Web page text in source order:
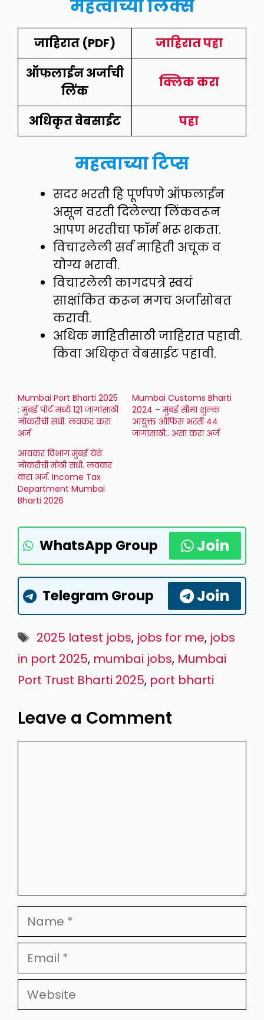
महत्वाच्या लिंक्स
जाहिरात (PDF)
जाहिरात पहा
ऑफलाईन अर्जाची
लिंक
क्लिक करा
अधिकृत वेबसाईट पहा
महत्वाच्या टिप्स
सदर भरती हि पूर्णपणे ऑफलाईन
असून वरती दिलेल्या लिंकवरून
आपण भरतीचा फॉर्म भरू शकता.
विचारलेली सर्व माहिती अचूक व
योग्य भरावी.
विचारलेली कागदपत्रे स्वयं
साक्षांकित करून मगच अर्जासोबत
करावी.
अधिक माहितीसाठी जाहिरात पहावी.
किवा अधिकृत वेबसाईट पहावी.
Mumbai Port Bharti 2025
: मुंबई पोर्ट मध्ये 121 जागांसाठी
नोकरीची संधी. लवकर करा
अर्ज
Mumbai Customs Bharti
2024 – मुंबई सीमा शुल्क
आयुक्त ऑफिस भरती 44
जागांसाठी.. असा करा अर्ज
आयकर विभाग मुंबई येथे
नोकरीची मोठी संधी. लवकर
करा अर्ज. Income Tax
Department Mumbai
Bharti 2026
WhatsApp Group Join
Telegram Group Join
Tags
2025 latest jobs, jobs for me, jobs
in port 2025, mumbai jobs, Mumbai
Port Trust Bharti 2025, port bharti
Leave a Comment
Name
Email
Website